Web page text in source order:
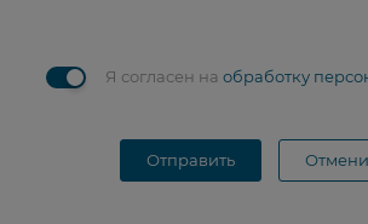
Я согласен на обработку
Отправить